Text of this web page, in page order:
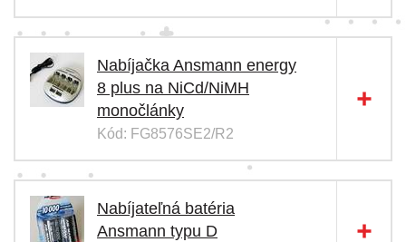
Nabíjačka Ansmann energy
8 plus na NiCd/NiMH
monočlánky
Kód: FG8576SE2/R2
Nabíjateľná batéria
Ansmann typu D